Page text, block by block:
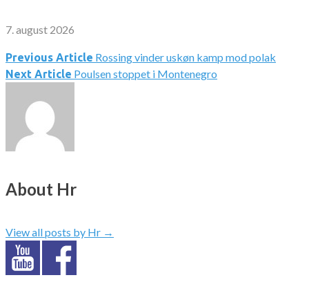
7. august 2026
Indlægsnavigation
Previous Article Rossing vinder uskøn kamp mod polak
Next Article Poulsen stoppet i Montenegro
About Hr
View all posts by Hr →